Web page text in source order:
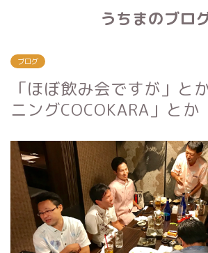
うちまのブロ
ブログ
「ほぼ飲み会ですが」と
ニングCOCOKARA」とか